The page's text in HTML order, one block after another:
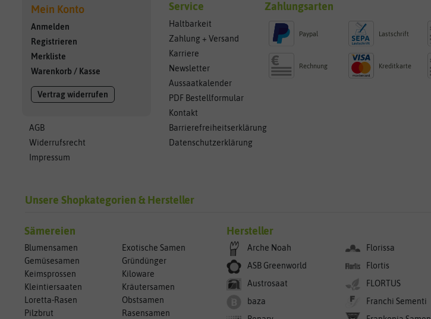
Mein Konto
Anmelden
Registrieren
Merkliste
Warenkorb / Kasse
Vertrag widerrufen
AGB
Widerrufsrecht
Impressum
Service
Haltbarkeit
Zahlung + Versand
Karriere
Newsletter
Aussaatkalender
PDF Bestellformular
Kontakt
Barrierefreiheitserklärung
Datenschutzerklärung
Zahlungsarten
Paypal Lastschrift
Rechnung Kreditkarte
Unsere Shopkategorien & Hersteller
Sämereien
Blumensamen
Exotische Samen
Gemüsesamen
Gründünger
Keimsprossen
Kiloware
Kleintiersaaten
Kräutersamen
Loretta-Rasen
Obstsamen
Pilzbrut
Rasensamen
Hersteller
Arche Noah
ASB Greenworld
Austrosaat
baza
Florissa
Flortis
FLORTUS
Franchi Sementi